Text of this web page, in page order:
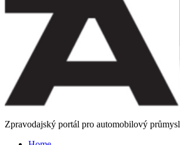
Zpravodajský portál pro automobilový průmysl